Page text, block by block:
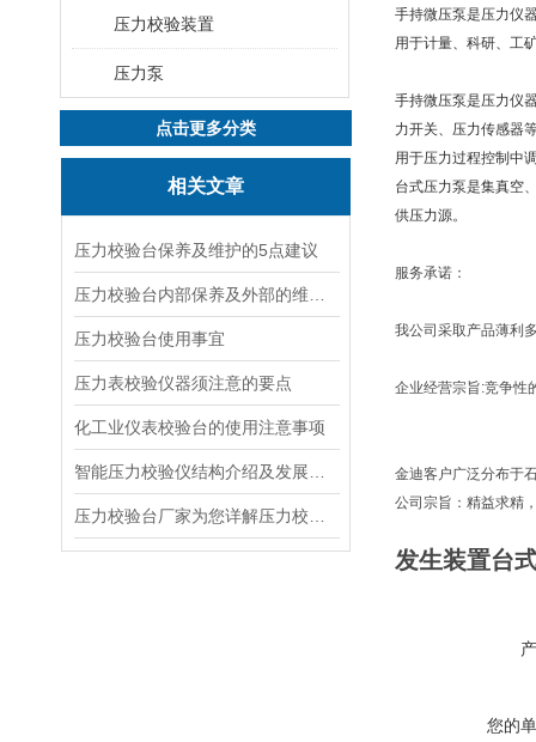
压力校验装置
压力泵
点击更多分类
相关文章
压力校验台保养及维护的5点建议
压力校验台使用事宜
压力表校验仪器须注意的要点
化工业仪表校验台的使用注意事项
手持微压泵是压力仪
用于计量、科研、工
手持微压泵是压力仪
力开关、压力传感器
用于压力过程控制中
台式压力泵是集真空
供压力源。
服务承诺：
我公司采取产品薄利
企业经营宗旨:竞争性
金迪客户广泛分布于
公司宗旨：精益求精
发生装置台
您的